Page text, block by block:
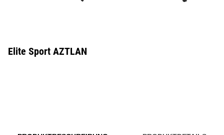
Elite Sport AZTLAN